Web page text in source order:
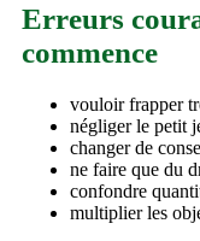
Erreurs
commence
vouloir frapper
négliger le petit
changer de
ne faire que du
confondre
multiplier les